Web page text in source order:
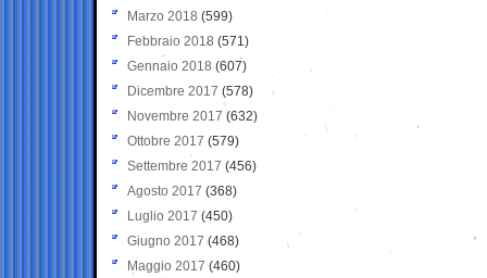
Marzo 2018 (599)
Febbraio 2018 (571)
Gennaio 2018 (607)
Dicembre 2017 (578)
Novembre 2017 (632)
Ottobre 2017 (579)
Settembre 2017 (456)
Agosto 2017 (368)
Luglio 2017 (450)
Giugno 2017 (468)
Maggio 2017 (460)